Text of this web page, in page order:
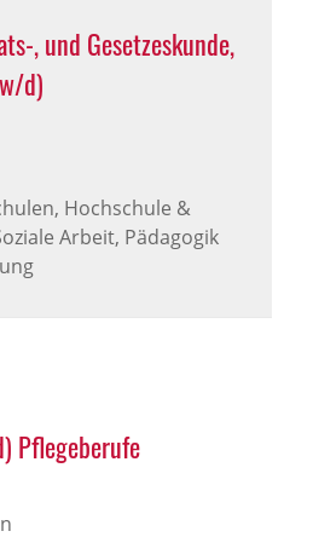
, und Gesetzeskunde,
d)
Hochschule &
Arbeit, Pädagogik
Pflegeberufe